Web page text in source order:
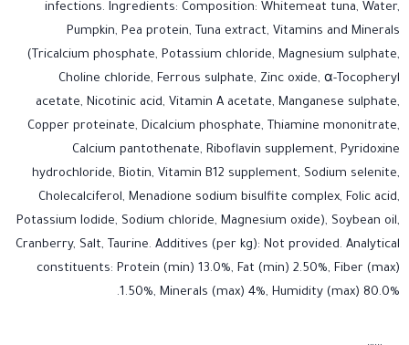
infections. Ingredients: Composition: Whitemeat tuna, Water,
Pumpkin, Pea protein, Tuna extract, Vitamins and Minerals
(Tricalcium phosphate, Potassium chloride, Magnesium sulphate,
Choline chloride, Ferrous sulphate, Zinc oxide, α-Tocopheryl
acetate, Nicotinic acid, Vitamin A acetate, Manganese sulphate,
Copper proteinate, Dicalcium phosphate, Thiamine mononitrate,
Calcium pantothenate, Riboflavin supplement, Pyridoxine
hydrochloride, Biotin, Vitamin B12 supplement, Sodium selenite,
Cholecalciferol, Menadione sodium bisulfite complex, Folic acid,
Potassium Iodide, Sodium chloride, Magnesium oxide), Soybean oil,
Cranberry, Salt, Taurine. Additives (per kg): Not provided. Analytical
constituents: Protein (min) 13.0%, Fat (min) 2.50%, Fiber (max)
1.50%, Minerals (max) 4%, Humidity (max) 80.0%.